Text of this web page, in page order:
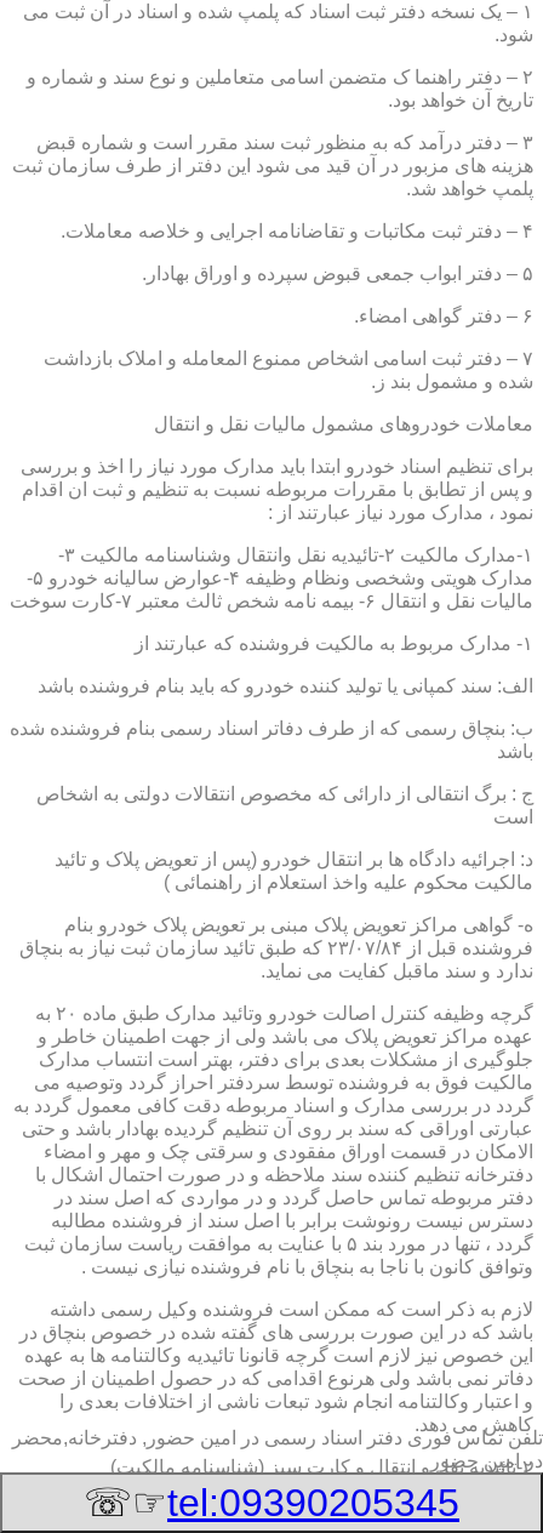
۱ – یک نسخه دفتر ثبت اسناد که پلمپ شده و اسناد در آن ثبت می
شود.
۲ – دفتر راهنما ک متضمن اسامی متعاملین و نوع سند و شماره و
تاریخ آن خواهد بود.
۳ – دفتر درآمد که به منظور ثبت سند مقرر است و شماره قبض
هزینه های مزبور در آن قید می شود این دفتر از طرف سازمان ثبت
پلمپ خواهد شد.
۴ – دفتر ثبت مکاتبات و تقاضانامه اجرایی و خلاصه معاملات.
۵ – دفتر ابواب جمعی قبوض سپرده و اوراق بهادار.
۶ – دفتر گواهی امضاء.
۷ – دفتر ثبت اسامی اشخاص ممنوع المعامله و املاک بازداشت
شده و مشمول بند ز.
معاملات خودروهای مشمول مالیات نقل و انتقال
برای تنظیم اسناد خودرو ابتدا باید مدارک مورد نیاز را اخذ و بررسی
و پس از تطابق با مقررات مربوطه نسبت به تنظیم و ثبت ان اقدام
نمود ، مدارک مورد نیاز عبارتند از :
۱-مدارک مالکیت ۲-تائیدیه نقل وانتقال وشناسنامه مالکیت ۳-
مدارک هویتی وشخصی ونظام وظیفه ۴-عوارض سالیانه خودرو ۵-
مالیات نقل و انتقال ۶- بیمه نامه شخص ثالث معتبر ۷-کارت سوخت
۱- مدارک مربوط به مالکیت فروشنده که عبارتند از
الف: سند کمپانی یا تولید کننده خودرو که باید بنام فروشنده باشد
ب: بنچاق رسمی که از طرف دفاتر اسناد رسمی بنام فروشنده شده
باشد
ج : برگ انتقالی از دارائی که مخصوص انتقالات دولتی به اشخاص
است
د: اجرائیه دادگاه ها بر انتقال خودرو (پس از تعویض پلاک و تائید
مالکیت محکوم علیه واخذ استعلام از راهنمائی )
ه- گواهی مراکز تعویض پلاک مبنی بر تعویض پلاک خودرو بنام
فروشنده قبل از ۲۳/۰۷/۸۴ که طبق تائید سازمان ثبت نیاز به بنچاق
ندارد و سند ماقبل کفایت می نماید.
گرچه وظیفه کنترل اصالت خودرو وتائید مدارک طبق ماده ۲۰ به
عهده مراکز تعویض پلاک می باشد ولی از جهت اطمینان خاطر و
جلوگیری از مشکلات بعدی برای دفتر، بهتر است انتساب مدارک
مالکیت فوق به فروشنده توسط سردفتر احراز گردد وتوصیه می
گردد در بررسی مدارک و اسناد مربوطه دقت کافی معمول گردد به
عبارتی اوراقی که سند بر روی آن تنظیم گردیده بهادار باشد و حتی
الامکان در قسمت اوراق مفقودی و سرقتی چک و مهر و امضاء
دفترخانه تنظیم کننده سند ملاحظه و در صورت احتمال اشکال با
دفتر مربوطه تماس حاصل گردد و در مواردی که اصل سند در
دسترس نیست رونوشت برابر با اصل سند از فروشنده مطالبه
گردد ، تنها در مورد بند ۵ با عنایت به موافقت ریاست سازمان ثبت
وتوافق کانون با ناجا به بنچاق با نام فروشنده نیازی نیست .
لازم به ذکر است که ممکن است فروشنده وکیل رسمی داشته
باشد که در این صورت بررسی های گفته شده در خصوص بنچاق در
این خصوص نیز لازم است گرچه قانونا تائیدیه وکالتنامه ها به عهده
دفاتر نمی باشد ولی هرنوع اقدامی که در حصول اطمینان از صحت
و اعتبار وکالتنامه انجام شود تبعات ناشی از اختلافات بعدی را
کاهش می دهد.
۲-تائیدیه نقل و انتقال و کارت سبز (شناسنامه مالکیت)
برگ تائیدیه نقل و انتقال صادره از مراکز تعویض پلاک حاوی
تلفن تماس فوری دفتر اسناد رسمی در امین حضور, دفترخانه,محضر
در امین حضور
tel:09390205345
☞☏